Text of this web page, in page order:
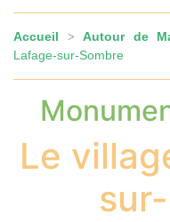
Accueil > Autour de
Lafage-sur-Sombre
Le